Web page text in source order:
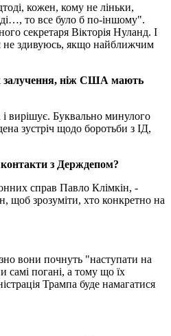
кожен, кому не ліньки,
то все було б по-іншому".
секретаря Вікторія Нуланд. І
не здивуюсь, якщо найближчим
залучення, ніж США мають
вирішує. Буквально минулого
зустріч щодо боротьби з ІД,
з Держдепом?
справ Павло Клімкін, -
щоб зрозуміти, хто конкретно на
вони почнуть "наступати на
самі погані, а тому що їх
Трампа буде намагатися